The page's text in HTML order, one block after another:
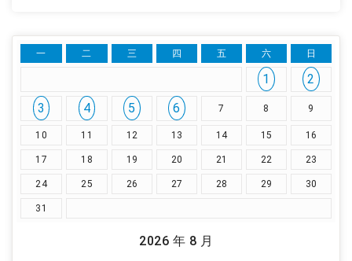
2026 年 8 月
一 二 三 四 五 六 日
1
2
3
4 5 6 7 8 9
10 11 12 13 14 15 16
17 18 19 20 21 22 23
24 25 26 27 28 29 30
31